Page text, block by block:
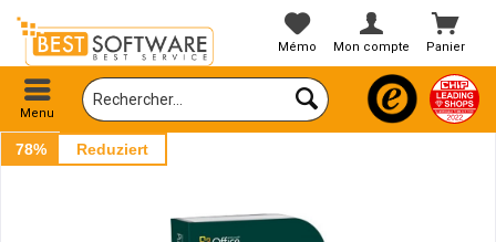
Panier
Mémo Mon compte
Menu
78% Reduziert